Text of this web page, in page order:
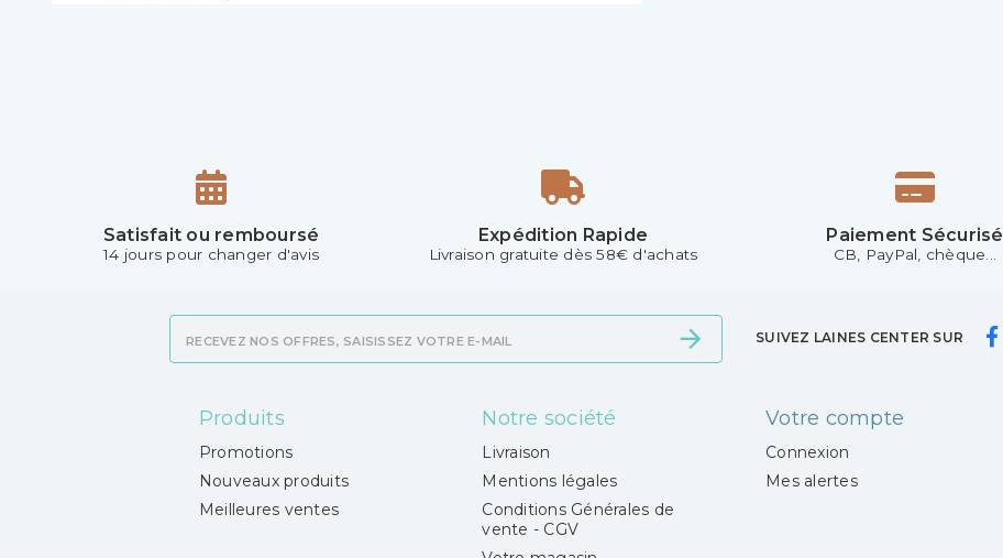
Satisfait ou remboursé
14 jours pour changer d'avis
Expédition Rapide
Livraison gratuite dès 58€ d'achats
Paiement Sécurisé
CB, PayPal, chèque...
SUIVEZ LAINES CENTER SUR
Produits
Promotions
Nouveaux produits
Meilleures ventes
Notre société
Livraison
Mentions légales
Conditions Générales de
vente - CGV
Votre compte
Connexion
Mes alertes